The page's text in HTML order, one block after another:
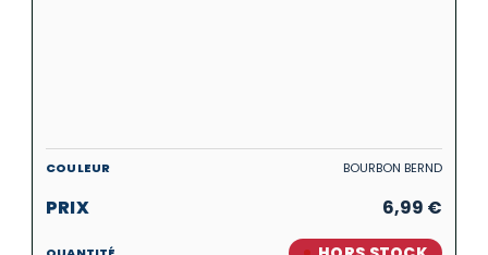
BOURBON BERND
6,99 €